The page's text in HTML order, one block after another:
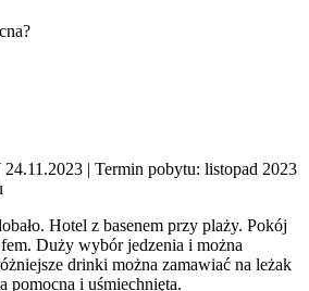
| Termin pobytu: listopad 2023
Hotel z basenem przy plaży. Pokój
Duży wybór jedzenia i można
drinki można zamawiać na leżak
pomocna i uśmiechnięta.